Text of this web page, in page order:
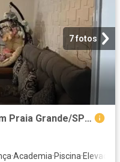
7 fotos
Apartamento para Locação em Praia Grande/SP Aviação 1 Quartos
·Academia·Piscina·Elevador